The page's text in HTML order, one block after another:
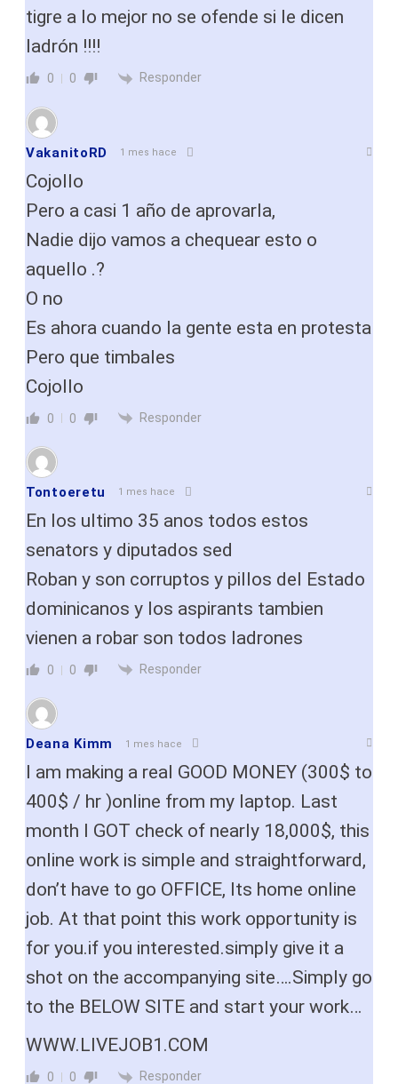
tigre a lo mejor no se ofende si le dicen
ladrón !!!!
0 0 Responder
VakanitoRD 1 mes hace
Cojollo
Pero a casi 1 año de aprovarla,
Nadie dijo vamos a chequear esto o
aquello .?
O no
Es ahora cuando la gente esta en protesta
Pero que timbales
Cojollo
0 0 Responder
Tontoeretu 1 mes hace
En los ultimo 35 anos todos estos
senators y diputados sed
Roban y son corruptos y pillos del Estado
dominicanos y los aspirants tambien
vienen a robar son todos ladrones
0 0 Responder
Deana Kimm 1 mes hace
I am making a real GOOD MONEY (300$ to
400$ / hr )online from my laptop. Last
month I GOT check of nearly 18,000$, this
online work is simple and straightforward,
don’t have to go OFFICE, Its home online
job. At that point this work opportunity is
for you.if you interested.simply give it a
shot on the accompanying site….Simply go
to the BELOW SITE and start your work…
W­W­­W.L­I­V­E­­­J­O­­B­1.C­­O­M
0 0 Responder